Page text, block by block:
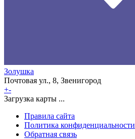
Золушка
Почтовая ул., 8, Звенигород
+-
Загрузка карты ...
Правила сайта
Политика конфиденциальности
Обратная связь